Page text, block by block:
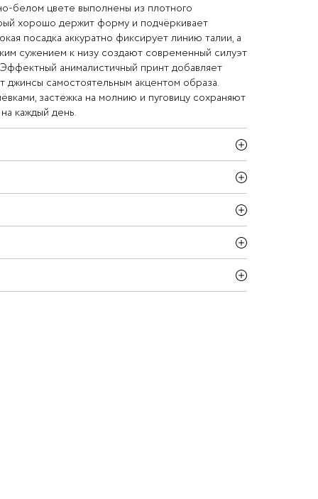
белом цвете выполнены из плотного
хорошо держит форму и подчёркивает
посадка аккуратно фиксирует линию талии, а
сужением к низу создают современный силуэт
анималистичный принт добавляет
джинсы самостоятельным акцентом образа.
застёжка на молнию и пуговицу сохраняют
каждый день.